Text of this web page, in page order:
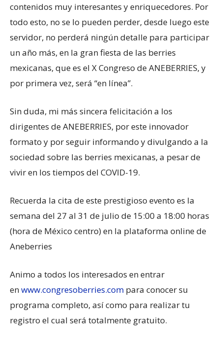
contenidos muy interesantes y enriquecedores. Por
todo esto, no se lo pueden perder, desde luego este
servidor, no perderá ningún detalle para participar
un año más, en la gran fiesta de las berries
mexicanas, que es el X Congreso de ANEBERRIES, y
por primera vez, será “en línea”.
Sin duda, mi más sincera felicitación a los
dirigentes de ANEBERRIES, por este innovador
formato y por seguir informando y divulgando a la
sociedad sobre las berries mexicanas, a pesar de
vivir en los tiempos del COVID-19.
Recuerda la cita de este prestigioso evento es la
semana del 27 al 31 de julio de 15:00 a 18:00 horas
(hora de México centro) en la plataforma online de
Aneberries
Animo a todos los interesados en entrar
enwww.congresoberries.com para conocer su
programa completo, así como para realizar tu
registro el cual será totalmente gratuito.